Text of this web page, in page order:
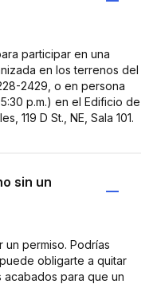
participar en una
en los terrenos del
2429, o en persona
p.m.) en el Edificio de
119 D St., NE, Sala 101.
sin un
permiso. Podrías
obligarte a quitar
para que un